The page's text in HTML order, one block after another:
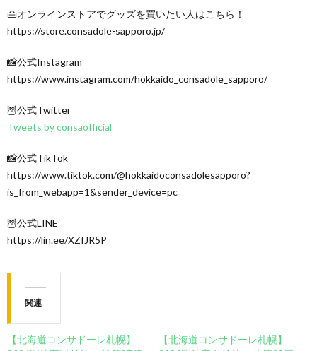
👜オンラインストアでグッズを買いたい人はこちら！
https://store.consadole-sapporo.jp/
📸公式Instagram
https://www.instagram.com/hokkaido_consadole_sapporo/
🦉公式Twitter
Tweets by consaofficial
📸公式TikTok
https://www.tiktok.com/@hokkaidoconsadolesapporo?
is_from_webapp=1&sender_device=pc
🦉公式LINE
https://lin.ee/XZfJR5P
関連
【北海道コンサドーレ札幌】
【北海道コンサドーレ札幌】